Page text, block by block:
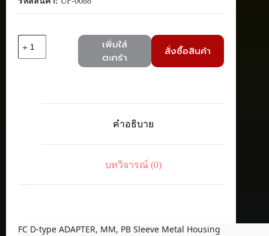
Link
เพิ่มใส่
ตะกร้า
สั่งซื้อสินค้า
คำอธิบาย
บทวิจารณ์ (0)
FC D-type ADAPTER, MM, PB Sleeve Metal Housing